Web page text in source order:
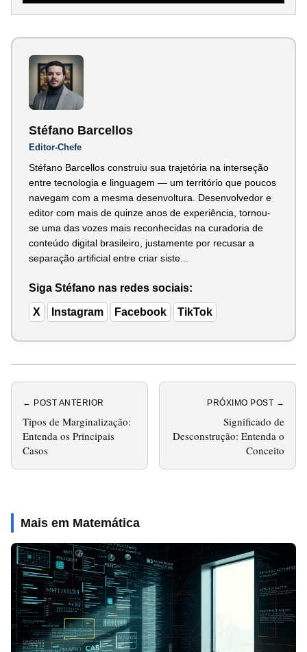
Stéfano Barcellos
Editor-Chefe
Stéfano Barcellos construiu sua trajetória na interseção
entre tecnologia e linguagem — um território que poucos
navegam com a mesma desenvoltura. Desenvolvedor e
editor com mais de quinze anos de experiência, tornou-
se uma das vozes mais reconhecidas na curadoria de
conteúdo digital brasileiro, justamente por recusar a
separação artificial entre criar siste...
Siga Stéfano nas redes sociais:
X Instagram Facebook TikTok
← POST ANTERIOR
Tipos de Marginalização:
Entenda os Principais
Casos
PRÓXIMO POST →
Significado de
Desconstrução: Entenda o
Conceito
Mais em Matemática